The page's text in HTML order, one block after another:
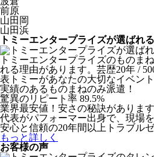
前原
山田岡
山田浜
トミーエンタープライズが選ばれ
トミーエンタープライズのものま
れる理由があります。芸歴20年 /
表トミーがあなたの大切なイベン
実績のあるものまねのみ派遣！
驚異のリピート率 89.5%
業界最安値！安さの秘訣があります
代表がパフォーマー出身で、現場
安心と信頼の20年間以上トラブルゼ
もっと詳しく
お客様の声